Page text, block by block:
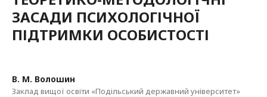
ЗАСАДИ ПСИХОЛОГІЧНОЇ
ПІДТРИМКИ ОСОБИСТОСТІ
В. М. Волошин
Заклад вищої освіти «Подільський державний університет»